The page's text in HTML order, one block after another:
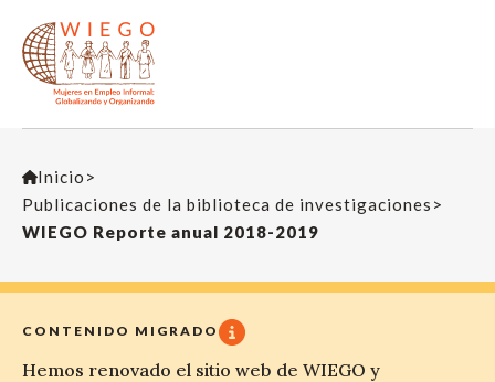
Inicio >
Publicaciones de la biblioteca de investigaciones >
WIEGO Reporte anual 2018-2019
CONTENIDO MIGRADO
Hemos renovado el sitio web de WIEGO y